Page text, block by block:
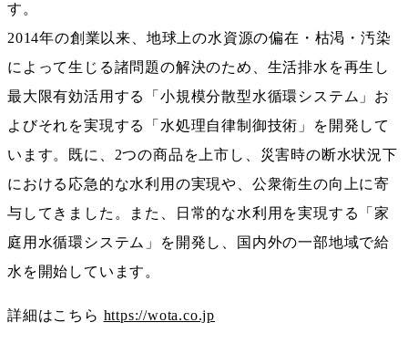
す。
2014年の創業以来、地球上の水資源の偏在・枯渇・汚染
によって生じる諸問題の解決のため、生活排水を再生し
最大限有効活用する「小規模分散型水循環システム」お
よびそれを実現する「水処理自律制御技術」を開発して
います。既に、2つの商品を上市し、災害時の断水状況下
における応急的な水利用の実現や、公衆衛生の向上に寄
与してきました。また、日常的な水利用を実現する「家
庭用水循環システム」を開発し、国内外の一部地域で給
水を開始しています。
詳細はこちら https://wota.co.jp